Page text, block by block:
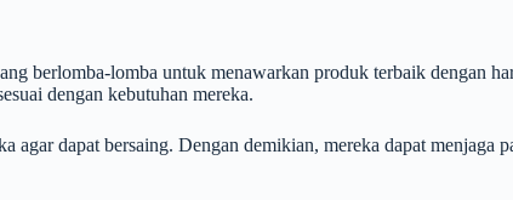
berlomba-lomba untuk menawarkan produk terbaik dengan
dengan kebutuhan mereka.
dapat bersaing. Dengan demikian, mereka dapat menjaga